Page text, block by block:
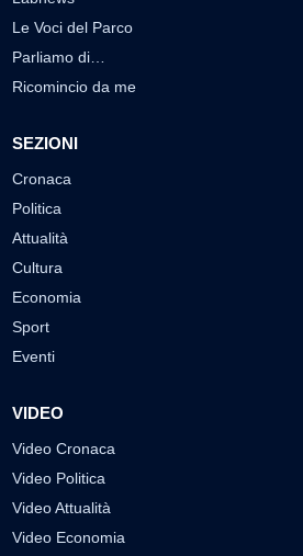
Le Voci del Parco
Parliamo di…
Ricomincio da me
SEZIONI
Cronaca
Politica
Attualità
Cultura
Economia
Sport
Eventi
VIDEO
Video Cronaca
Video Politica
Video Attualità
Video Economia